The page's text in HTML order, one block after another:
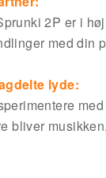
2P er i
med din
lyde:
bliver